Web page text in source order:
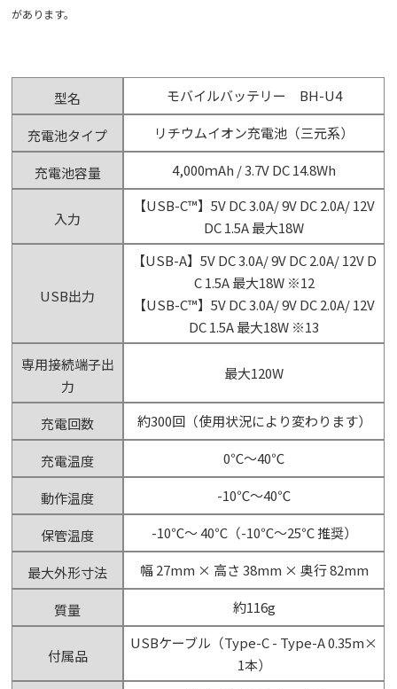
があります。
型名 モバイルバッテリー BH-U4
充電池タイプ リチウムイオン充電池（三元系）
充電池容量 4,000ｍAh / 3.7V DC 14.8Wh
入力
【USB-C™】5V DC 3.0A/ 9V DC 2.0A/ 12V
DC 1.5A 最大18W
USB出力
【USB-A】5V DC 3.0A/ 9V DC 2.0A/ 12V D
C 1.5A 最大18W ※12
【USB-C™】5V DC 3.0A/ 9V DC 2.0A/ 12V
DC 1.5A 最大18W ※13
専用接続端子出
力
最大120W
充電回数 約300回（使用状況により変わります）
充電温度 0℃～40℃
動作温度 -10℃～40℃
保管温度 -10℃～ 40℃（-10℃～25℃ 推奨）
最大外形寸法 幅 27mm × 高さ 38mm × 奥行 82mm
質量 約116g
付属品
USBケーブル（Type-C - Type-A 0.35m×
1本）